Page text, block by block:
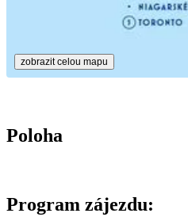
zobrazit celou mapu
Poloha
Program zájezdu: